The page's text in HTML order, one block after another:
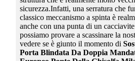
sicurezza.Infatti, una serratura che
classico meccanismo a spinta è
anche con una punta di un
possiamo provare a scassinare la
vedere se è giunto il momento di
Porta Blindata Da Doppia